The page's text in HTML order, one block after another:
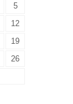
5
12
19
26